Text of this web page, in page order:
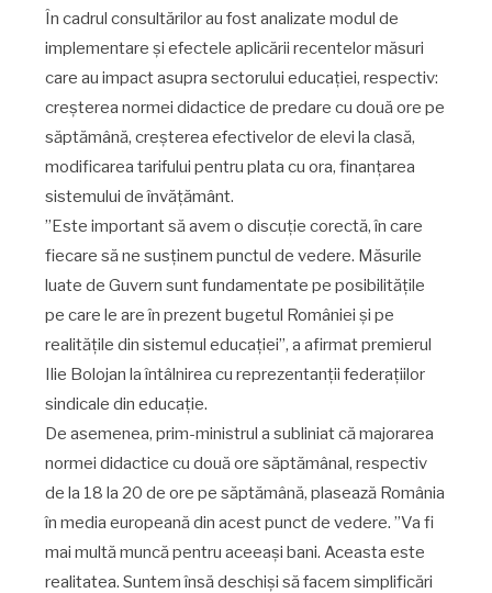
În cadrul consultărilor au fost analizate modul de
implementare și efectele aplicării recentelor măsuri
care au impact asupra sectorului educației, respectiv:
creșterea normei didactice de predare cu două ore pe
săptămână, creșterea efectivelor de elevi la clasă,
modificarea tarifului pentru plata cu ora, finanțarea
sistemului de învățământ.
”Este important să avem o discuție corectă, în care
fiecare să ne susținem punctul de vedere. Măsurile
luate de Guvern sunt fundamentate pe posibilitățile
pe care le are în prezent bugetul României și pe
realitățile din sistemul educației”, a afirmat premierul
Ilie Bolojan la întâlnirea cu reprezentanții federațiilor
sindicale din educație.
De asemenea, prim-ministrul a subliniat că majorarea
normei didactice cu două ore săptămânal, respectiv
de la 18 la 20 de ore pe săptămână, plasează România
în media europeană din acest punct de vedere. ”Va fi
mai multă muncă pentru aceeași bani. Aceasta este
realitatea. Suntem însă deschiși să facem simplificări